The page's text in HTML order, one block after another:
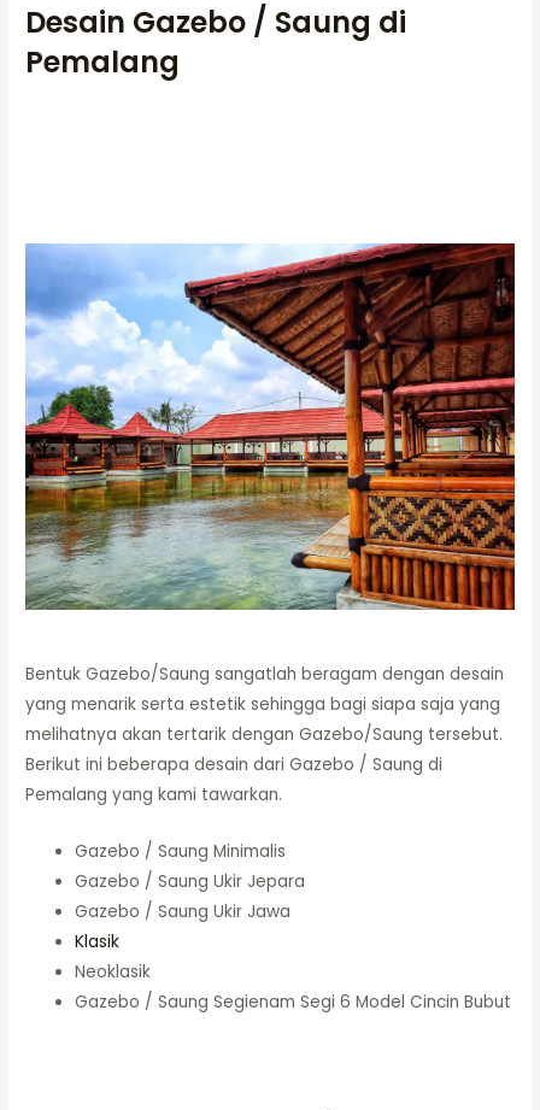
Desain Gazebo / Saung di
Pemalang
Bentuk Gazebo/Saung sangatlah beragam dengan desain
yang menarik serta estetik sehingga bagi siapa saja yang
melihatnya akan tertarik dengan Gazebo/Saung tersebut.
Berikut ini beberapa desain dari Gazebo / Saung di
Pemalang yang kami tawarkan.
Gazebo / Saung Minimalis
Gazebo / Saung Ukir Jepara
Gazebo / Saung Ukir Jawa
Klasik
Neoklasik
Gazebo / Saung Segienam Segi 6 Model Cincin Bubut